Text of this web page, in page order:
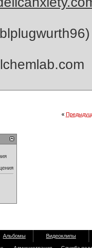
«
Альбомы Видеоклипы